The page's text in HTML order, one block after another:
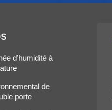
d'humidité à
de
porte